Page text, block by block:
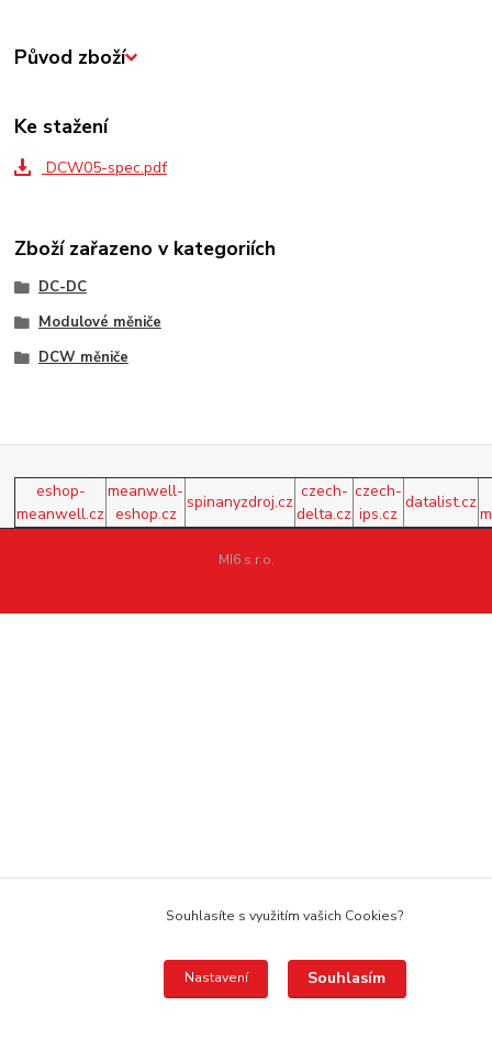
Původ zboží
Ke stažení
DCW05-spec.pdf
Zboží zařazeno v kategoriích
DC-DC
Modulové měniče
DCW měniče
eshop-
meanwell.cz
meanwell-
eshop.cz
spinanyzdroj.cz
czech-
delta.cz
czech-
ips.cz
datalist.cz
MI6 s.r.o.
Souhlasíte s využitím vašich Cookies?
Nastavení Souhlasím